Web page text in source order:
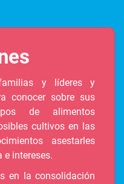
y líderes y
conocer sobre sus
de alimentos
cultivos en las
asestarles
e intereses.
en la consolidación